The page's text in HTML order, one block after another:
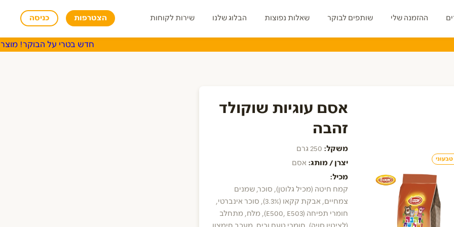
חדש בטרי על הבוקר!
ההזמנה שלי שותפים לבוקר שאלות נפוצות הבלוג שלנו שירות לקוחות הצטרפות כניסה
פיצוחי חממה מהמזווה חד פעמי משקאות ומוצרי חלב סויה ותחליפי חלב שתיה קלה
טבעוני
אסם עוגיות שוקולד
זהבה
משקל: 250 גרם
יצרן / מותג: אסם
מכיל:
קמח חיטה (מכיל גלוטן), סוכר, שמנים
צמחיים, אבקת קקאו (3.3%), סוכר אינברטי,
חומרי תפיחה (E500, E503), מלח, מתחלב